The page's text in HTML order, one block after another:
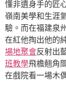
懂非遺身手的匠
嶺南美學和生涯
驗。而在福建泉
在紅他掏出他的
場地聚會反射出
班教學飛檐翹角
在戲院看一場木